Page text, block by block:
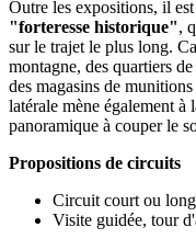
Outre les expositions, il
"forteresse historique",
sur le trajet le plus long.
montagne, des quartiers
des magasins de
latérale mène également
panoramique à couper le
Propositions de circuits
Circuit court ou
Visite guidée, tour